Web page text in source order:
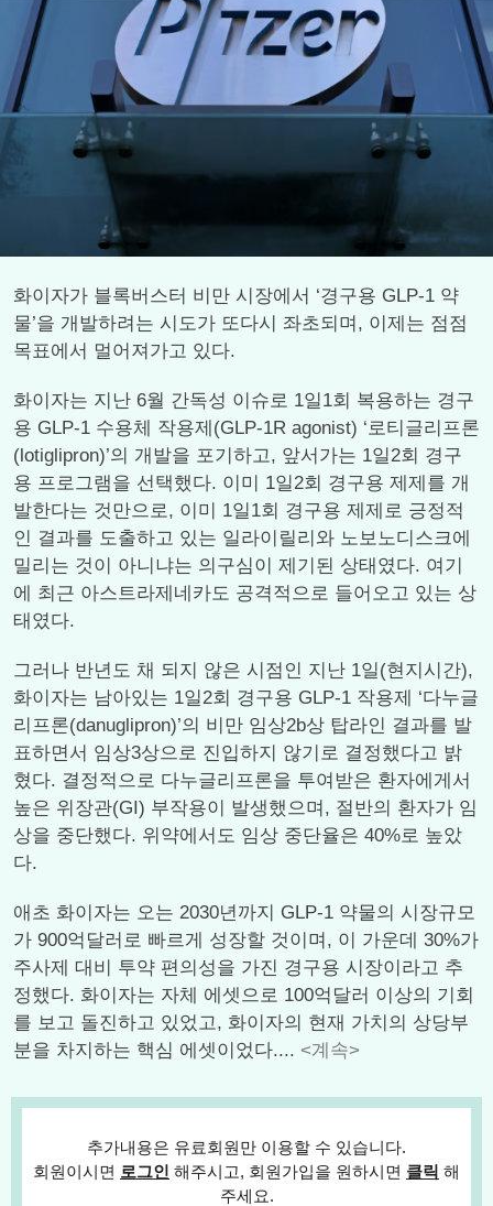
화이자가 블록버스터 비만 시장에서 ‘경구용 GLP-1 약
물’을 개발하려는 시도가 또다시 좌초되며, 이제는 점점
목표에서 멀어져가고 있다.
화이자는 지난 6월 간독성 이슈로 1일1회 복용하는 경구
용 GLP-1 수용체 작용제(GLP-1R agonist) ‘로티글리프론
(lotiglipron)’의 개발을 포기하고, 앞서가는 1일2회 경구
용 프로그램을 선택했다. 이미 1일2회 경구용 제제를 개
발한다는 것만으로, 이미 1일1회 경구용 제제로 긍정적
인 결과를 도출하고 있는 일라이릴리와 노보노디스크에
밀리는 것이 아니냐는 의구심이 제기된 상태였다. 여기
에 최근 아스트라제네카도 공격적으로 들어오고 있는 상
태였다.
그러나 반년도 채 되지 않은 시점인 지난 1일(현지시간),
화이자는 남아있는 1일2회 경구용 GLP-1 작용제 ‘다누글
리프론(danuglipron)’의 비만 임상2b상 탑라인 결과를 발
표하면서 임상3상으로 진입하지 않기로 결정했다고 밝
혔다. 결정적으로 다누글리프론을 투여받은 환자에게서
높은 위장관(GI) 부작용이 발생했으며, 절반의 환자가 임
상을 중단했다. 위약에서도 임상 중단율은 40%로 높았
다.
애초 화이자는 오는 2030년까지 GLP-1 약물의 시장규모
가 900억달러로 빠르게 성장할 것이며, 이 가운데 30%가
주사제 대비 투약 편의성을 가진 경구용 시장이라고 추
정했다. 화이자는 자체 에셋으로 100억달러 이상의 기회
를 보고 돌진하고 있었고, 화이자의 현재 가치의 상당부
분을 차지하는 핵심 에셋이었다.... <계속>
추가내용은 유료회원만 이용할 수 있습니다.
회원이시면 로그인 해주시고, 회원가입을 원하시면 클릭 해
주세요.